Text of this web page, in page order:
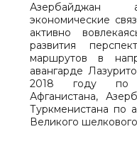
Азербайджан
экономические
активно
развития
маршрутов в
авангарде
2018 году по
Афганистана,
Туркменистана по
Великого